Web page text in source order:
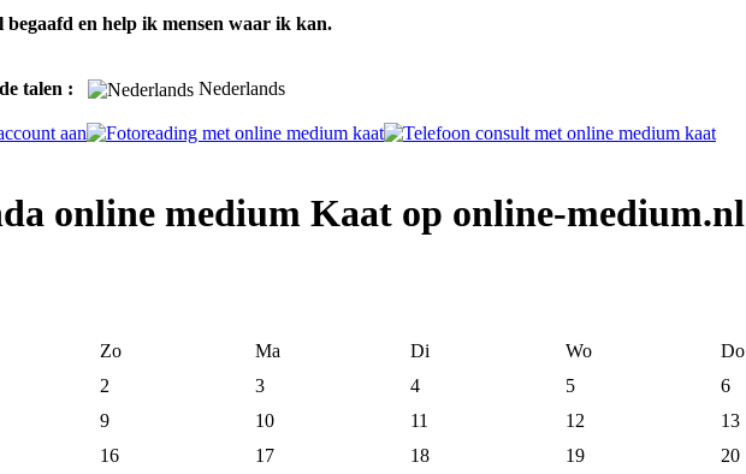
en help ik mensen waar ik kan.
talen : Nederlands
online medium Kaat op online-medium.nl
Zo Ma Di Wo Do
2 3 4 5 6
9 10 11 12 13
16 17 18 19 20